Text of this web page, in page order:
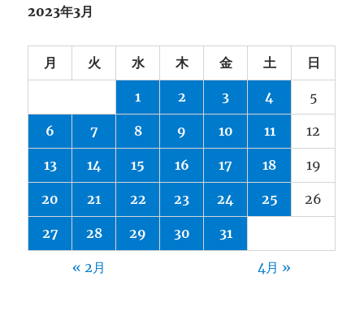
2023年3月
月 火 水 木 金 土 日
1 2 3 4 5
6 7 8 9 10 11 12
13 14 15 16 17 18 19
20 21 22 23 24 25 26
27 28 29 30 31
« 2月 4月 »